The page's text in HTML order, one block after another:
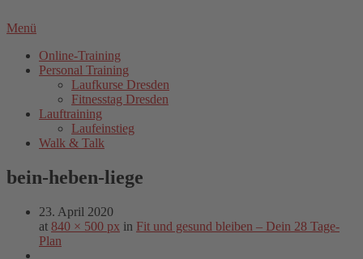
Menü
Online-Training
Personal Training
Laufkurse Dresden
Fitnesstag Dresden
Lauftraining
Laufeinstieg
Walk & Talk
bein-heben-liege
23. April 2020
at 840 × 500 px in Fit und gesund bleiben – Dein 28 Tage-
Plan